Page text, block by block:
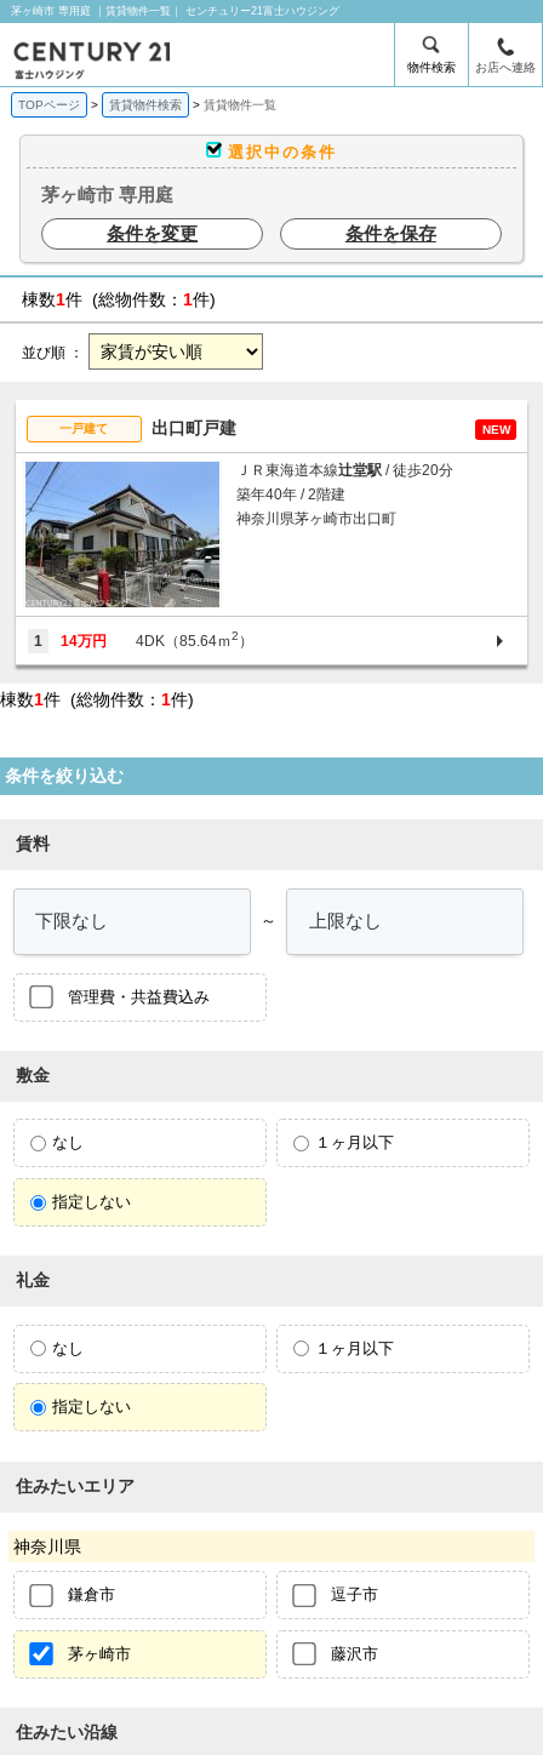
茅ヶ崎市 専用庭 ｜賃貸物件一覧｜ センチュリー21富士ハウジング
物件検索 お店へ連絡
TOPページ 賃貸物件検索 賃貸物件一覧
選択中の条件
茅ヶ崎市 専用庭
条件を変更
条件を保存
棟数1件 (総物件数： 1件)
並び順 ：
一戸建て 出口町戸建 NEW
ＪＲ東海道本線辻堂駅 / 徒歩20分
築年40年 / 2階建
神奈川県茅ヶ崎市出口町
1 14万円 4DK（85.64ｍ2 ）
棟数1件 (総物件数： 1件)
条件を絞り込む
賃料
～
管理費・共益費込み
敷金
なし １ヶ月以下
指定しない
礼金
なし １ヶ月以下
指定しない
住みたいエリア
神奈川県
鎌倉市 逗子市
茅ヶ崎市 藤沢市
住みたい沿線